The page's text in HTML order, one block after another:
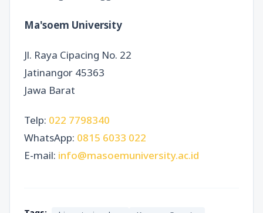
Ma'soem University
Jl. Raya Cipacing No. 22
Jatinangor 45363
Jawa Barat
Telp: 022 7798340
WhatsApp: 0815 6033 022
E-mail: info@masoemuniversity.ac.id